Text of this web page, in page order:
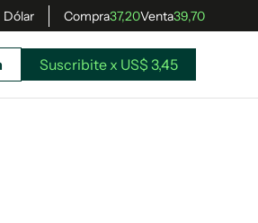
Dólar Compra37,20Venta39,70
Suscribite x US$ 3,45